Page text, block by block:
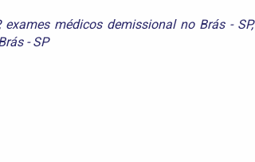
exames médicos demissional no Brás - SP,
- SP